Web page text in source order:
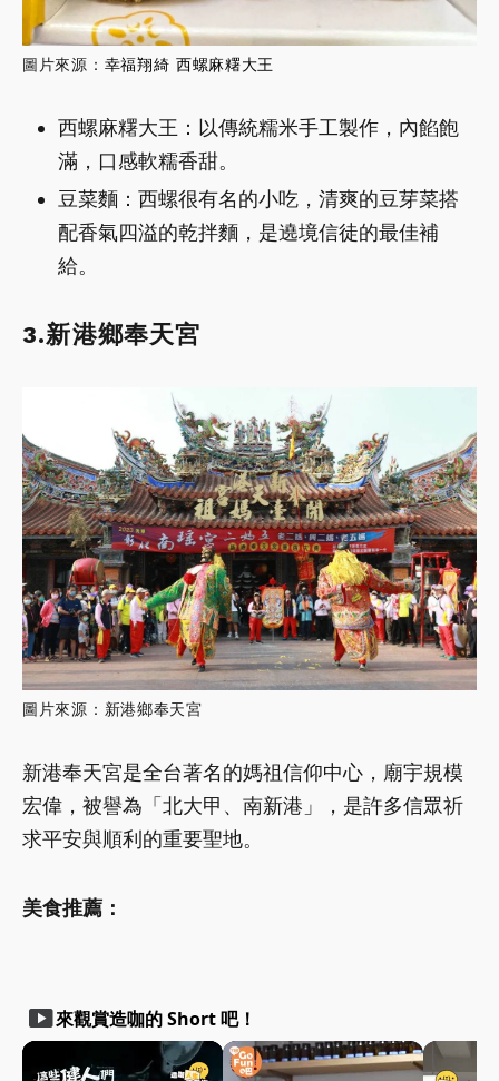
圖片來源： 幸福翔綺 西螺麻糬大王
西螺麻糬大王：以傳統糯米手工製作，內餡飽
滿，口感軟糯香甜。
豆菜麵：西螺很有名的小吃，清爽的豆芽菜搭
配香氣四溢的乾拌麵，是遶境信徒的最佳補
給。
3.新港鄉奉天宮
圖片來源：新港鄉奉天宮
新港奉天宮是全台著名的媽祖信仰中心，廟宇規模
宏偉，被譽為「北大甲、南新港」，是許多信眾祈
求平安與順利的重要聖地。
美食推薦：
smart_display來觀賞造咖的 Short 吧！